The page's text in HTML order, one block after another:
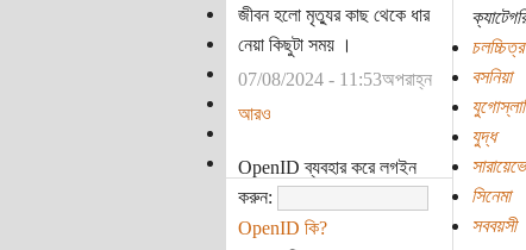
জীবন হলো মৃত্যুর কাছ থেকে ধার
নেয়া কিছুটা সময় ।
07/08/2024 - 11:53অপরাহ্ন
আরও
OpenID ব্যবহার করে লগইন
করুন:
OpenID কি?
চলচ্চিত্র
বসনিয়া
যুদ্ধ
সিনেমা
সববয়সী